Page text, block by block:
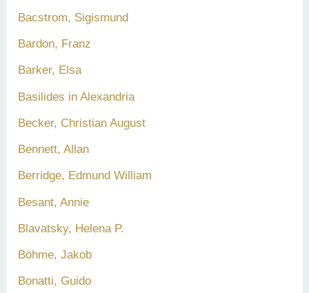
Bacstrom, Sigismund
Bardon, Franz
Barker, Elsa
Basilides in Alexandria
Becker, Christian August
Bennett, Allan
Berridge, Edmund William
Besant, Annie
Blavatsky, Helena P.
Böhme, Jakob
Bonatti, Guido